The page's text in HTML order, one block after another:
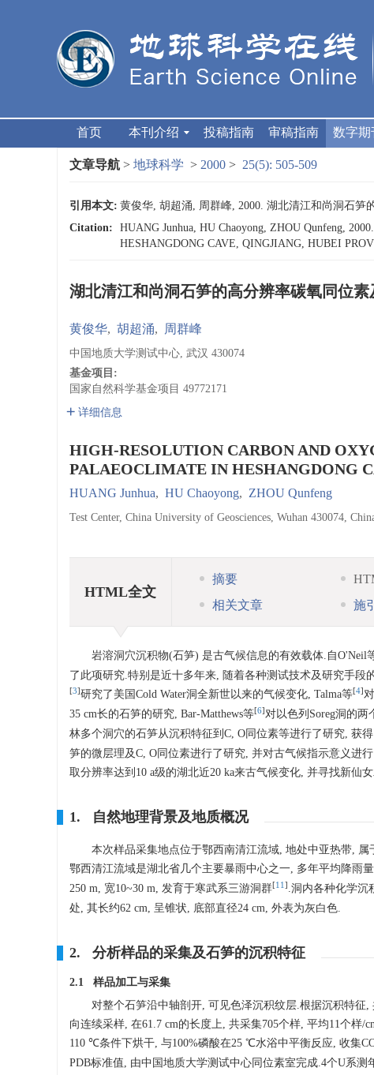
首页 本刊介绍 投稿指南 审稿指南 数字期
文章导航 > 地球科学 > 2000 > 25(5): 505-509
引用本文: 黄俊华, 胡超涌, 周群峰, 2000. 湖北清江和尚洞石笋
Citation:
HUANG Junhua, HU Chaoyong, ZHOU Qunfeng,
HESHANGDONG CAVE, QINGJIANG, HUBEI
湖北清江和尚洞石笋的高分辨率碳氧同位
黄俊华, 胡超涌, 周群峰
中国地质大学测试中心, 武汉 430074
基金项目:
国家自然科学基金项目 49772171
详细信息
HIGH-RESOLUTION CARBON AND
PALAEOCLIMATE IN HESHANGDONG
HUANG Junhua, HU Chaoyong, ZHOU Qunfeng
Test Center, China University of Geosciences, Wuhan 430074,
HTML全文
摘要
相关文章
施
岩溶洞穴沉积物(石笋) 是古气候信息的有效载体.自O'Neil
了此项研究.特别是近十多年来, 随着各种测试技术及研究手
[3]研究了美国Cold Water洞全新世以来的气候变化, Talma等[4]
35 cm长的石笋的研究, Bar-Matthews等[6]对以色列Soreg洞的
林多个洞穴的石笋从沉积特征到C, O同位素等进行了研究, 获
笋的微层理及C, O同位素进行了研究, 并对古气候指示意义进
取分辨率达到10 a级的湖北近20 ka来古气候变化, 并寻找新仙
1. 自然地理背景及地质概况
本次样品采集地点位于鄂西南清江流域, 地处中亚热带,
鄂西清江流域是湖北省几个主要暴雨中心之一, 多年平均降雨
250 m, 宽10~30 m, 发育于寒武系三游洞群[11 ] .洞内各种化学沉
处, 其长约62 cm, 呈锥状, 底部直径24 cm, 外表为灰白色.
2. 分析样品的采集及石笋的沉积特征
2.1 样品加工与采集
对整个石笋沿中轴剖开, 可见色泽沉积纹层.根据沉积特征
向连续采样, 在61.7 cm的长度上, 共采集705个样, 平均11个样
110 ℃条件下烘干, 与100%磷酸在25 ℃水浴中平衡反应, 收集
PDB标准值, 由中国地质大学测试中心同位素室完成.4个U系测